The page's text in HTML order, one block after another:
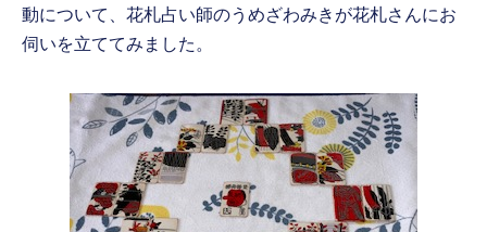
動について、花札占い師のうめざわみきが花札さんにお
伺いを立ててみました。